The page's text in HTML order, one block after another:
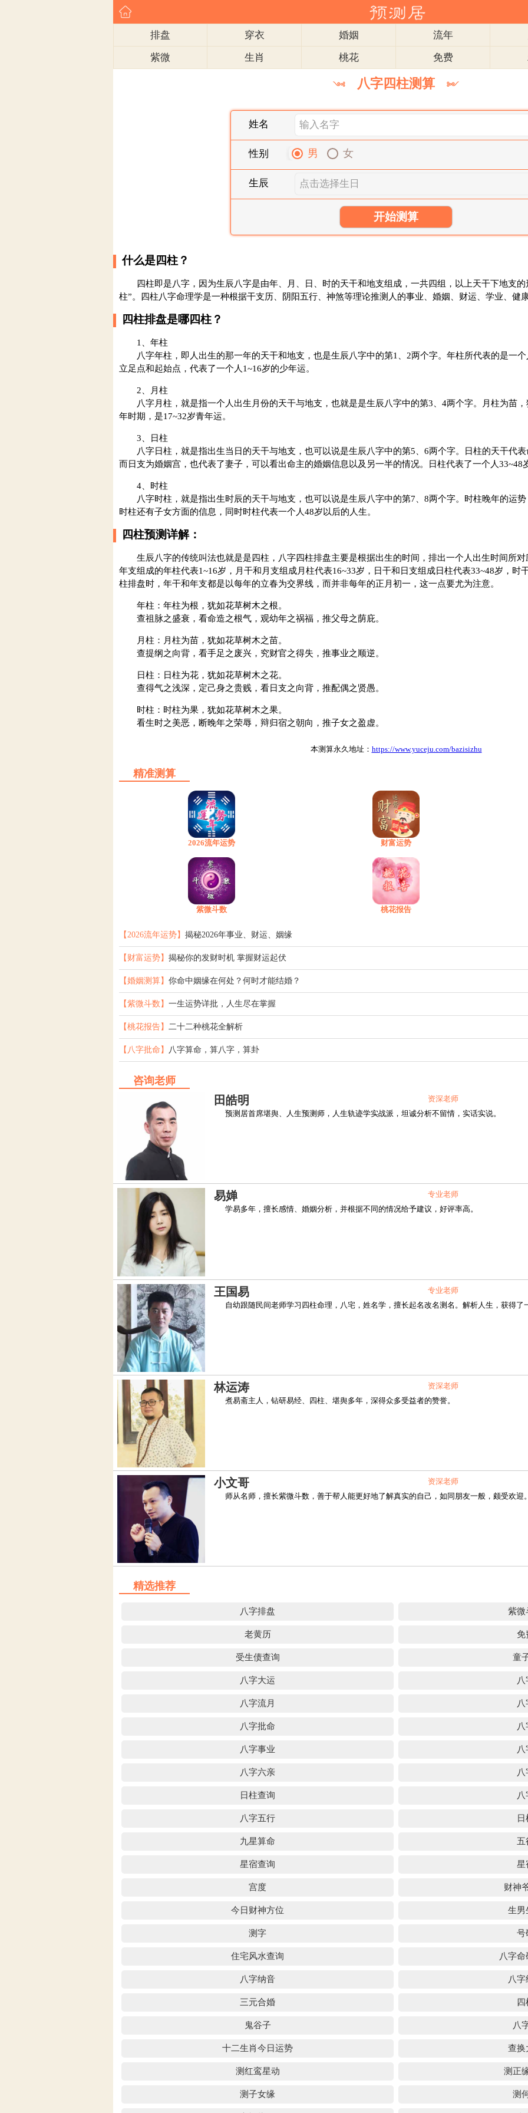
排盘 穿衣 婚姻 流年
紫微
生肖 桃花 免费
༺ 八字四柱测算 ༻
姓名
性别 男 女
生辰
开始测算
什么是四柱？
四柱即是八字，因为生辰八字是由年、月、日、时的天干和地支组成，一共四组，以上天干下地支的
柱”。四柱八字命理学是一种根据干支历、阴阳五行、神煞等理论推测人的事业、婚姻、财运、学业、健
四柱排盘是哪四柱？
1、年柱
八字年柱，即人出生的那一年的天干和地支，也是生辰八字中的第1、2两个字。年柱所代表的是一个
立足点和起始点，代表了一个人1~16岁的少年运。
2、月柱
八字月柱，就是指一个人出生月份的天干与地支，也就是是生辰八字中的第3、4两个字。月柱为苗，
年时期，是17~32岁青年运。
3、日柱
八字日柱，就是指出生当日的天干与地支，也可以说是生辰八字中的第5、6两个字。日柱的天干代表
而日支为婚姻宫，也代表了妻子，可以看出命主的婚姻信息以及另一半的情况。日柱代表了一个人33~48
4、时柱
八字时柱，就是指出生时辰的天干与地支，也可以说是生辰八字中的第7、8两个字。时柱晚年的运势
时柱还有子女方面的信息，同时时柱代表一个人48岁以后的人生。
四柱预测详解：
生辰八字的传统叫法也就是是四柱，八字四柱排盘主要是根据出生的时间，排出一个人出生时间所对
年支组成的年柱代表1~16岁，月干和月支组成月柱代表16~33岁，日干和日支组成日柱代表33~48岁，时
柱排盘时，年干和年支都是以每年的立春为交界线，而并非每年的正月初一，这一点要尤为注意。
年柱：年柱为根，犹如花草树木之根。
查祖脉之盛衰，看命造之根气，观幼年之祸福，推父母之荫庇。
月柱：月柱为苗，犹如花草树木之苗。
查提纲之向背，看手足之废兴，究财官之得失，推事业之顺逆。
日柱：日柱为花，犹如花草树木之花。
查得气之浅深，定己身之贵贱，看日支之向背，推配偶之贤愚。
时柱：时柱为果，犹如花草树木之果。
看生时之美恶，断晚年之荣辱，辩归宿之朝向，推子女之盈虚。
本测算永久地址： https://www.yuceju.com/bazisizhu
精准测算
2026流年运势 财富运势
紫微斗数 桃花报告
【2026流年运势】 揭秘2026年事业、财运、姻缘
【财富运势】 揭秘你的发财时机 掌握财运起伏
【婚姻测算】 你命中姻缘在何处？何时才能结婚？
【紫微斗数】 一生运势详批，人生尽在掌握
【桃花报告】 二十二种桃花全解析
【八字批命】 八字算命，算八字，算卦
咨询老师
田皓明
资深老师
预测居首席堪舆、人生预测师，人生轨迹学实战派，坦诚分析不留情，实话实说。
易婵
专业老师
学易多年，擅长感情、婚姻分析，并根据不同的情况给予建议，好评率高。
王国易
专业老师
自幼跟随民间老师学习四柱命理，八宅，姓名学，擅长起名改名测名。解析人生，获得了
林运涛
资深老师
煮易斋主人，钻研易经、四柱、堪舆多年，深得众多受益者的赞誉。
小文哥
资深老师
师从名师，擅长紫微斗数，善于帮人能更好地了解真实的自己，如同朋友一般，颇受欢迎
精选推荐
八字排盘 紫微
老黄历 免
受生债查询 童
八字大运
八字流月
八字批命
八字事业
八字六亲
日柱查询
八字五行
九星算命 五
星宿查询 星
宫度 财神
今日财神方位 生男
测字 号
住宅风水查询 八字
八字纳音 八
三元合婚
鬼谷子 八
十二生肖今日运势 查换
测红鸾星动 测正
测子女缘 测